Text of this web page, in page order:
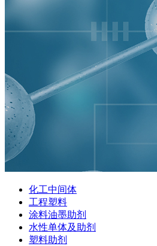
化工中间体
工程塑料
涂料油墨助剂
水性单体及助剂
塑料助剂